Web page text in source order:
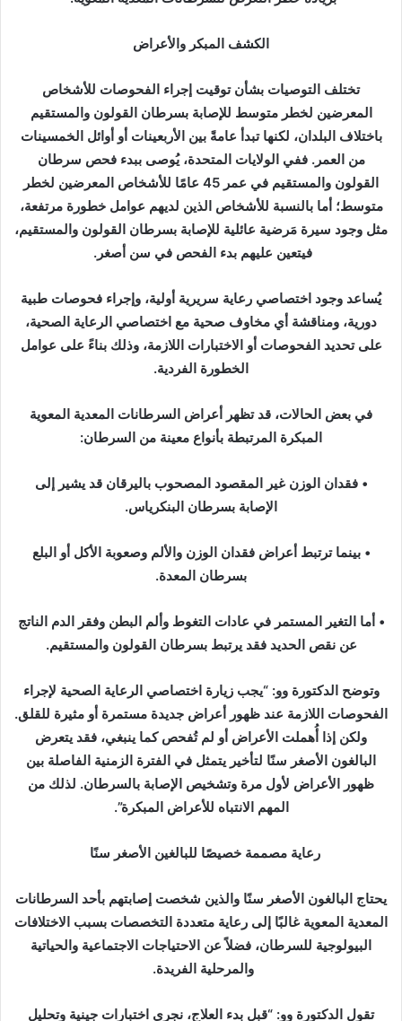
الكشف المبكر والأعراض
تختلف التوصيات بشأن توقيت إجراء الفحوصات للأشخاص
المعرضين لخطر متوسط للإصابة بسرطان القولون والمستقيم
باختلاف البلدان، لكنها تبدأ عامةً بين الأربعينات أو أوائل الخمسينات
من العمر. ففي الولايات المتحدة، يُوصى ببدء فحص سرطان
القولون والمستقيم في عمر 45 عامًا للأشخاص المعرضين لخطر
متوسط؛ أما بالنسبة للأشخاص الذين لديهم عوامل خطورة مرتفعة،
مثل وجود سيرة مَرضية عائلية للإصابة بسرطان القولون والمستقيم،
فيتعين عليهم بدء الفحص في سن أصغر.
يُساعد وجود اختصاصي رعاية سريرية أولية، وإجراء فحوصات طبية
دورية، ومناقشة أي مخاوف صحية مع اختصاصي الرعاية الصحية،
على تحديد الفحوصات أو الاختبارات اللازمة، وذلك بناءً على عوامل
الخطورة الفردية.
في بعض الحالات، قد تظهر أعراض السرطانات المعدية المعوية
المبكرة المرتبطة بأنواع معينة من السرطان:
• فقدان الوزن غير المقصود المصحوب باليرقان قد يشير إلى
الإصابة بسرطان البنكرياس.
• بينما ترتبط أعراض فقدان الوزن والألم وصعوبة الأكل أو البلع
بسرطان المعدة.
• أما التغير المستمر في عادات التغوط وألم البطن وفقر الدم الناتج
عن نقص الحديد فقد يرتبط بسرطان القولون والمستقيم.
وتوضح الدكتورة وو: “يجب زيارة اختصاصي الرعاية الصحية لإجراء
الفحوصات اللازمة عند ظهور أعراض جديدة مستمرة أو مثيرة للقلق.
ولكن إذا أُهملت الأعراض أو لم تُفحص كما ينبغي، فقد يتعرض
البالغون الأصغر سنًا لتأخير يتمثل في الفترة الزمنية الفاصلة بين
ظهور الأعراض لأول مرة وتشخيص الإصابة بالسرطان. لذلك من
المهم الانتباه للأعراض المبكرة”.
رعاية مصممة خصيصًا للبالغين الأصغر سنًا
يحتاج البالغون الأصغر سنًا والذين شخصت إصابتهم بأحد السرطانات
المعدية المعوية غالبًا إلى رعاية متعددة التخصصات بسبب الاختلافات
البيولوجية للسرطان، فضلاً عن الاحتياجات الاجتماعية والحياتية
والمرحلية الفريدة.
تقول الدكتورة وو: “قبل بدء العلاج، نجري اختبارات جينية وتحليل